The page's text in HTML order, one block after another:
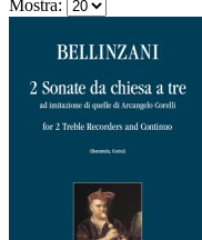
Mostra: